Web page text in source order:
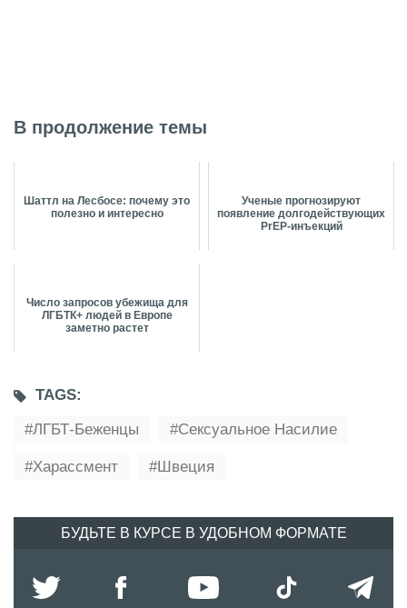
В продолжение темы
Шаттл на Лесбосе: почему это
полезно и интересно
Ученые прогнозируют
появление долгодействующих
PrEP-инъекций
Число запросов убежища для
ЛГБТК+ людей в Европе
заметно растет
TAGS:
ЛГБТ-Беженцы
Сексуальное Насилие
Харассмент Швеция
БУДЬТЕ В КУРСЕ В УДОБНОМ ФОРМАТЕ